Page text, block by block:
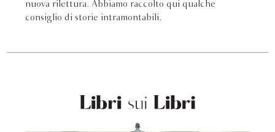
nuova rilettura. Abbiamo raccolto qui qualche
consiglio di storie intramontabili.